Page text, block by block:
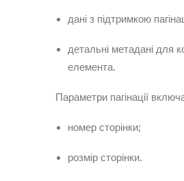
дані з підтримкою
детальні метадані для
елемента.
Параметри пагінації
номер сторінки;
розмір сторінки.